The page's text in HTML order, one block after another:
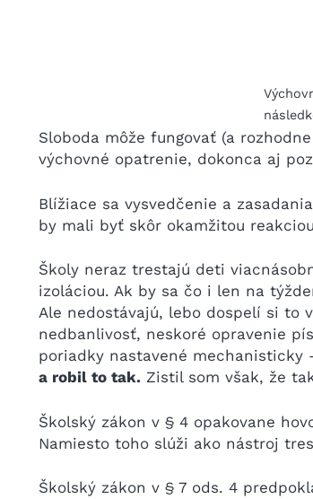
Sloboda môže fungovať (a
výchovné opatrenie, dokonca aj
Blížiace sa vysvedčenie a
by mali byť skôr okamžitou
Školy neraz trestajú deti
izoláciou. Ak by sa čo i len na
Ale nedostávajú, lebo dospelí si to
nedbanlivosť, neskoré opravenie
poriadky nastavené mechanisticky
a robil to tak.Zistil som však, že
Školský zákon v § 4 opakovane
Namiesto toho slúži ako nástroj
Školský zákon v § 7 ods. 4